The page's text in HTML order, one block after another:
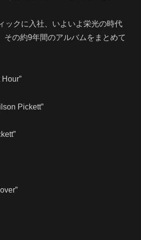
ックに入社、いよいよ栄光の時代
その約9年間のアルバムをまとめて
Pickett”